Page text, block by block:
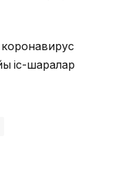
коронавирус
іс-шаралар